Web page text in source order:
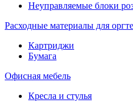
Неуправляемые блоки
Расходные материалы для
Картриджи
Бумага
Офисная мебель
Кресла и стулья